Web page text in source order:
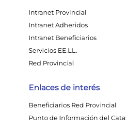
Intranet Provincial
Intranet Adheridos
Intranet Beneficiarios
Servicios EE.LL.
Red Provincial
Enlaces de interés
Beneficiarios Red Provincial
Punto de Información del